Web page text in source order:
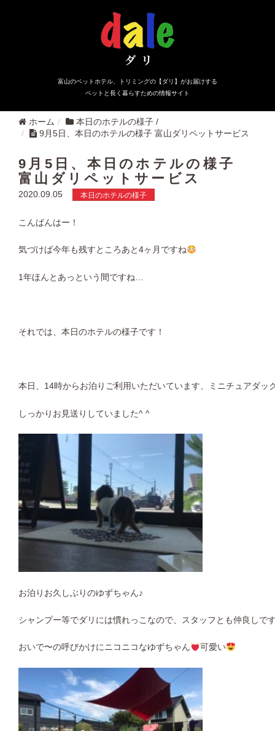
富山のペットホテル、トリミングの【ダリ】がお届けする
ペットと長く暮らすための情報サイト
ホーム 本日のホテルの様子 /
9月5日、本日のホテルの様子 富山ダリペットサービス
9月5日、本日のホテルの様子
富山ダリペットサービス
2020.09.05 本日のホテルの様子
こんばんはー！
気づけば今年も残すところあと4ヶ月ですね
1年ほんとあっという間ですね…
それでは、本日のホテルの様子です！
本日、14時からお泊りご利用いただいています、ミニチュアダッ
しっかりお見送りしていました^ ^
お泊りお久しぶりのゆずちゃん♪
シャンプー等でダリには慣れっこなので、スタッフとも仲良しで
おいで〜の呼びかけにニコニコなゆずちゃん 可愛い